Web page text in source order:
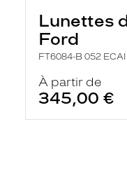
Lunettes
Ford
FT6084-B 052
À partir de
345,00 €